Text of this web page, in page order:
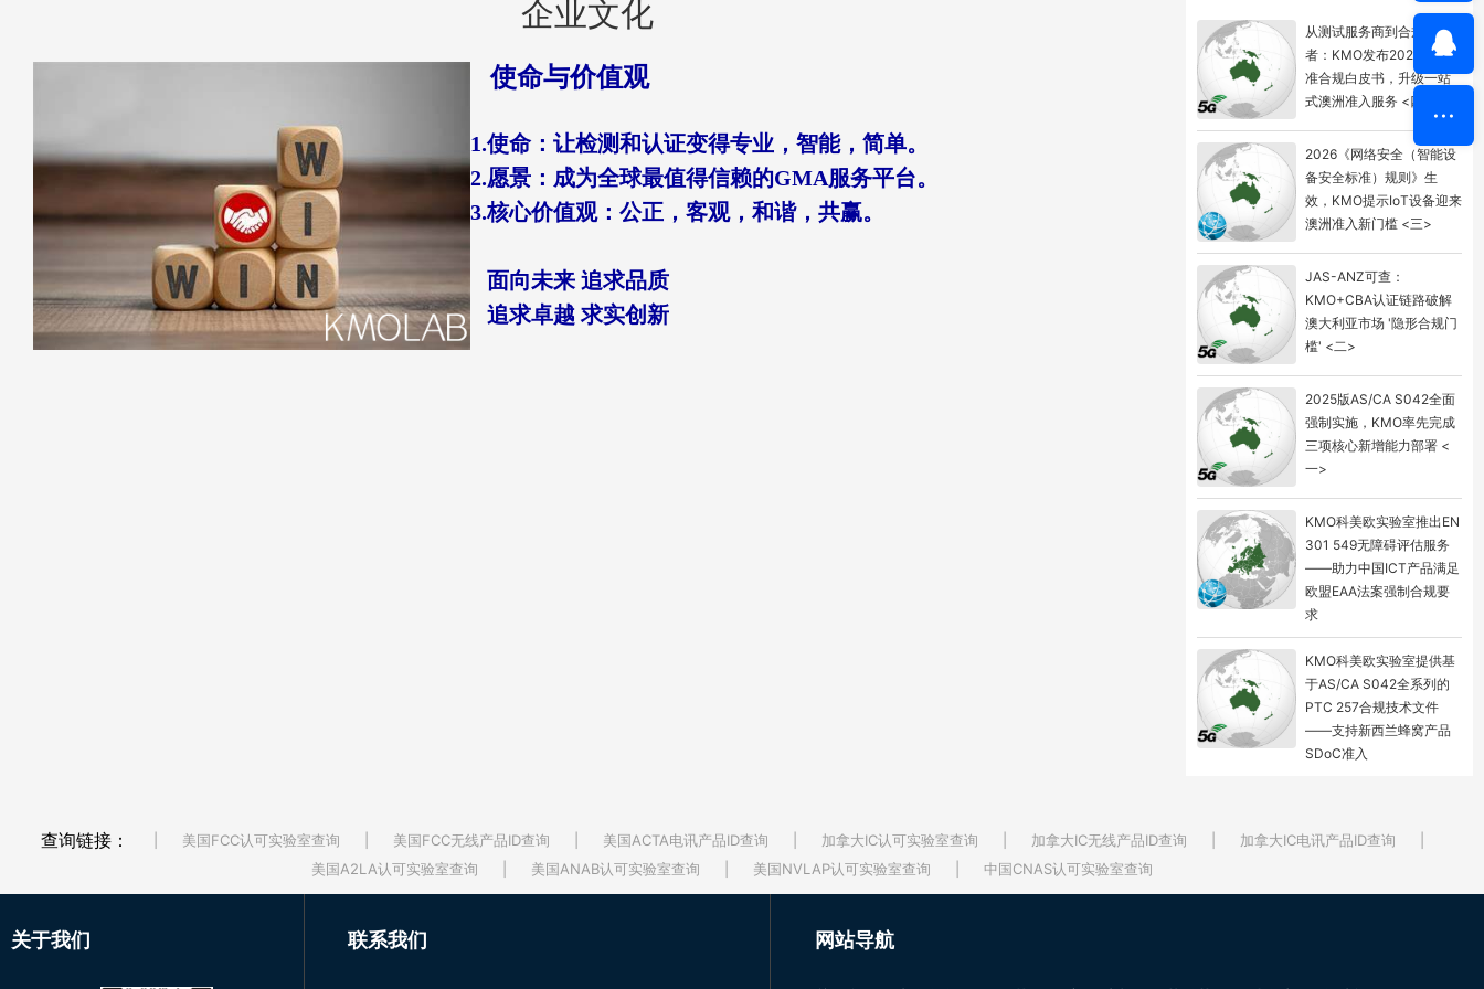
从测试服务商到合规守护
者：KMO发布2025版新标
准合规白皮书，升级一站
式澳洲准入服务 <四>
2026《网络安全（智能设
备安全标准）规则》生
效，KMO提示IoT设备迎来
澳洲准入新门槛 <三>
JAS-ANZ可查：
KMO+CBA认证链路破解
澳大利亚市场 '隐形合规门
槛' <二>
2025版AS/CA S042全面
强制实施，KMO率先完成
三项核心新增能力部署 <
一>
KMO科美欧实验室推出EN
301 549无障碍评估服务
——助力中国ICT产品满足
欧盟EAA法案强制合规要
求
KMO科美欧实验室提供基
于AS/CA S042全系列的
PTC 257合规技术文件
——支持新西兰蜂窝产品
SDoC准入
企业文化
使命与价值观
1.使命：让检测和认证变得专业，智能，简单。
2.愿景：成为全球最值得信赖的GMA服务平台。
3.核心价值观：公正，客观，和谐，共赢。
面向未来 追求品质
追求卓越 求实创新
查询链接： 美国FCC认可实验室查询 美国FCC无线产品ID查询 美国ACTA电讯产品ID查询 加拿大IC认可实验室查询 加拿大IC无线产品ID查询 加拿大IC电讯产品ID查询
美国A2LA认可实验室查询
美国ANAB认可实验室查询 美国NVLAP认可实验室查询 中国CNAS认可实验室查询
关于我们 联系我们 网站导航